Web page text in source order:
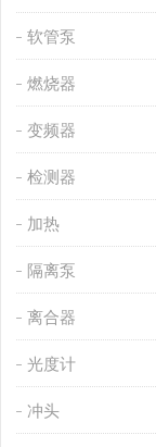
软管泵
燃烧器
变频器
检测器
加热
隔离泵
离合器
光度计
冲头